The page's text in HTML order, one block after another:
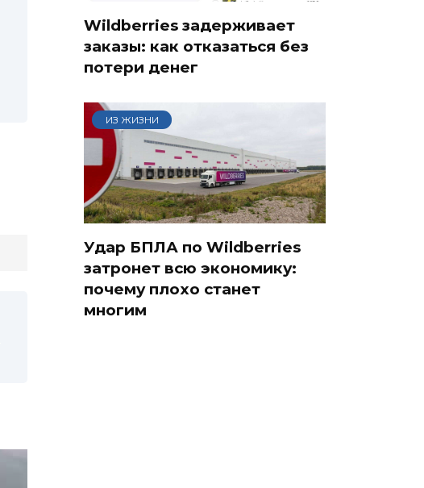
Wildberries задерживает
заказы: как отказаться без
потери денег
ИЗ ЖИЗНИ
Удар БПЛА по Wildberries
затронет всю экономику:
почему плохо станет
многим